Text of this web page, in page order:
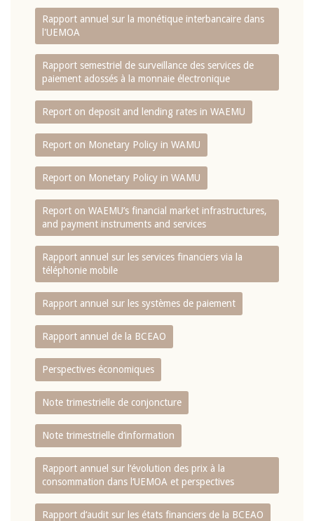
Rapport annuel sur la monétique interbancaire dans
l'UEMOA
Rapport semestriel de surveillance des services de
paiement adossés à la monnaie électronique
Report on deposit and lending rates in WAEMU
Report on Monetary Policy in WAMU
Report on Monetary Policy in WAMU
Report on WAEMU’s financial market infrastructures,
and payment instruments and services
Rapport annuel sur les services financiers via la
téléphonie mobile
Rapport annuel sur les systèmes de paiement
Rapport annuel de la BCEAO
Perspectives économiques
Note trimestrielle de conjoncture
Note trimestrielle d‘information
Rapport annuel sur l‘évolution des prix à la
consommation dans l‘UEMOA et perspectives
Rapport d‘audit sur les états financiers de la BCEAO